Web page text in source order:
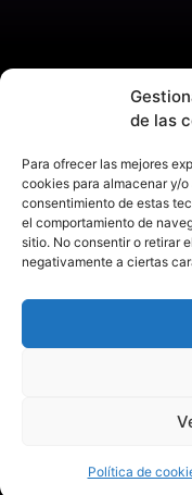
de las
Para ofrecer las mejores
cookies para almacenar y/
consentimiento de estas
el comportamiento de
sitio. No consentir o retirar
negativamente a ciertas
Política de